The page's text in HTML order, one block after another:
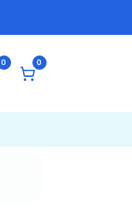
0 0